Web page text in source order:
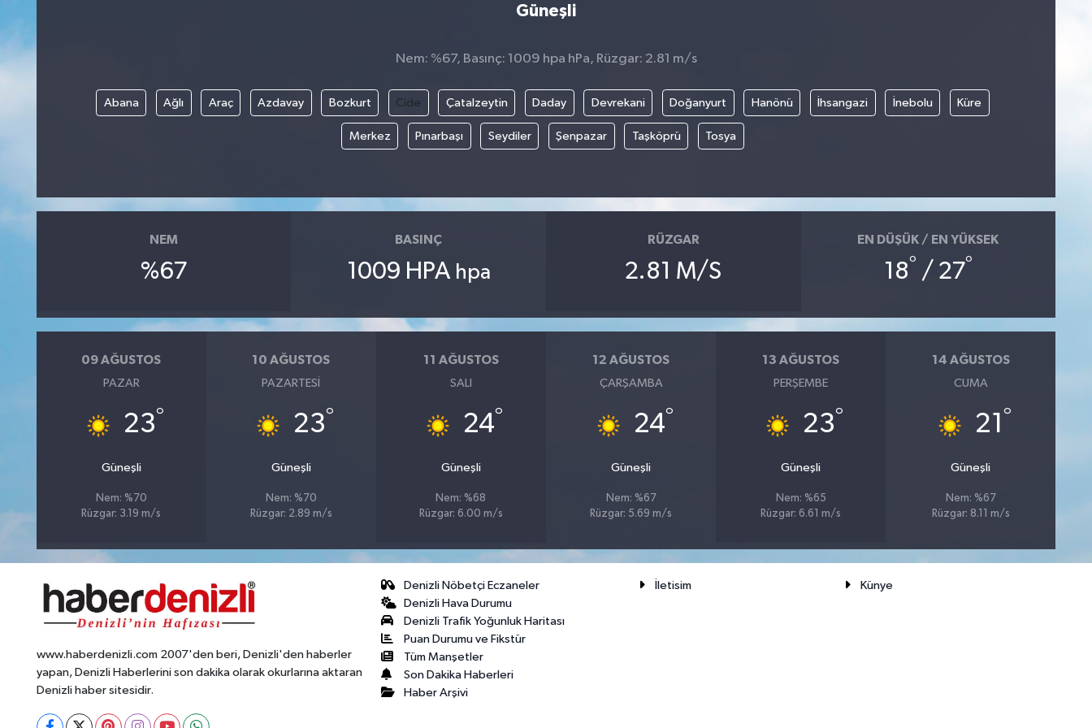
Güneşli
Nem: %67, Basınç: 1009 hpa hPa, Rüzgar: 2.81 m/s
Abana Ağlı Araç Azdavay Bozkurt Cide Çatalzeytin Daday Devrekani Doğanyurt Hanönü İhsangazi İnebolu Küre
Merkez Pınarbaşı Seydiler Şenpazar Taşköprü Tosya
NEM
%67
BASINÇ
1009 HPA hpa
RÜZGAR
2.81 M/S
EN DÜŞÜK / EN YÜKSEK
18° / 27°
09 AĞUSTOS
PAZAR
23°
Güneşli
Nem: %70
Rüzgar: 3.19 m/s
10 AĞUSTOS
PAZARTESI
23°
Güneşli
Nem: %70
Rüzgar: 2.89 m/s
11 AĞUSTOS
SALI
24°
Güneşli
Nem: %68
Rüzgar: 6.00 m/s
12 AĞUSTOS
ÇARŞAMBA
24°
Güneşli
Nem: %67
Rüzgar: 5.69 m/s
13 AĞUSTOS
PERŞEMBE
23°
Güneşli
Nem: %65
Rüzgar: 6.61 m/s
14 AĞUSTOS
CUMA
21 °
Güneşli
Nem: %67
Rüzgar: 8.11 m/s
www.haberdenizli.com 2007'den beri, Denizli'den haberler
yapan, Denizli Haberlerini son dakika olarak okurlarına aktaran
Denizli haber sitesidir.
Denizli Nöbetçi Eczaneler
Denizli Hava Durumu
Denizli Trafik Yoğunluk Haritası
Puan Durumu ve Fikstür
Tüm Manşetler
Son Dakika Haberleri
Haber Arşivi
İletisim Künye